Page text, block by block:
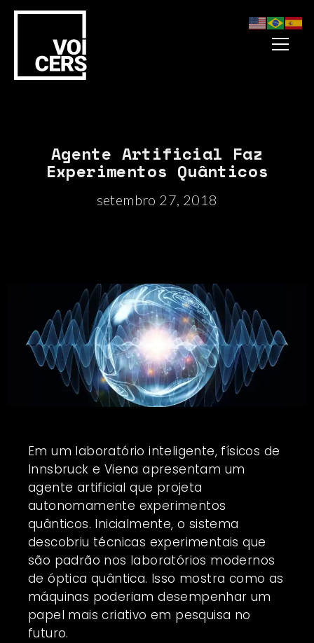
Agente Artificial Faz
Experimentos Quânticos
setembro 27, 2018
Em um laboratório inteligente, físicos de
Innsbruck e Viena apresentam um
agente artificial que projeta
autonomamente experimentos
quânticos. Inicialmente, o sistema
descobriu técnicas experimentais que
são padrão nos laboratórios modernos
de óptica quântica. Isso mostra como as
máquinas poderiam desempenhar um
papel mais criativo em pesquisa no
futuro.